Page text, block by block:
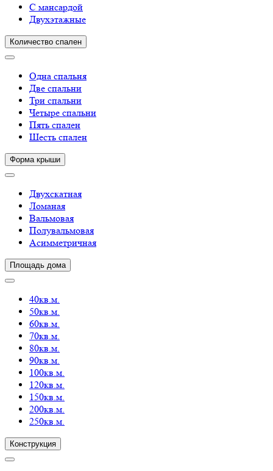
С мансардой
Двухэтажные
Количество спален
Одна спальня
Две спальни
Три спальни
Четыре спальни
Пять спален
Шесть спален
Форма крыши
Двухскатная
Ломаная
Вальмовая
Полувальмовая
Асимметричная
Площадь дома
40кв.м.
50кв.м.
60кв.м.
70кв.м.
80кв.м.
90кв.м.
100кв.м.
120кв.м.
150кв.м.
200кв.м.
250кв.м.
Конструкция